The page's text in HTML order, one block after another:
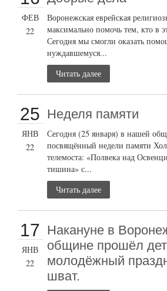
ФЕВ
22
Воронежская еврейская
максимально помочь тем, кто в
Сегодня мы смогли оказать
нуждавшемуся...
Читать далее
25
ЯНВ
22
Неделя памяти
Сегодня (25 января) в нашей
посвящённый недели памяти
телемоста: «Полвека над
тишина» с...
Читать далее
17
ЯНВ
22
Накануне в
общине прошёл
молодёжный
шват.